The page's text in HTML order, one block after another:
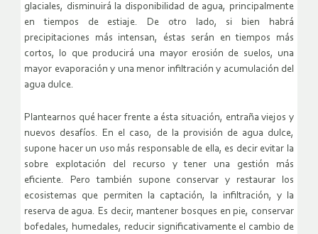
glaciales, disminuirá la disponibilidad de agua, principalmente
en tiempos de estiaje. De otro lado, si bien habrá
precipitaciones más intensan, éstas serán en tiempos más
cortos, lo que producirá una mayor erosión de suelos, una
mayor evaporación y una menor infiltración y acumulación del
agua dulce.
Plantearnos qué hacer frente a ésta situación, entraña viejos y
nuevos desafíos. En el caso, de la provisión de agua dulce,
supone hacer un uso más responsable de ella, es decir evitar la
sobre explotación del recurso y tener una gestión más
eficiente. Pero también supone conservar y restaurar los
ecosistemas que permiten la captación, la infiltración, y la
reserva de agua. Es decir, mantener bosques en pie, conservar
bofedales, humedales, reducir significativamente el cambio de